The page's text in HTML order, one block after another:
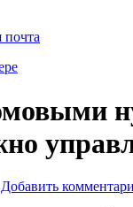
почта
Добавить